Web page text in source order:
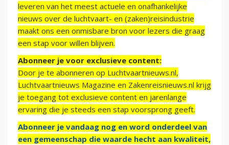
leveren van het meest actuele en onafhankelijke
nieuws over de luchtvaart- en (zaken)reisindustrie
maakt ons een onmisbare bron voor lezers die graag
een stap voor willen blijven.
Abonneer je voor exclusieve content:
Door je te abonneren op Luchtvaartnieuws.nl,
Luchtvaartnieuws Magazine en Zakenreisnieuws.nl krijg
je toegang tot exclusieve content en jarenlange
ervaring die je steeds een stap voorsprong geeft.
Abonneer je vandaag nog en word onderdeel van
een gemeenschap die waarde hecht aan kwaliteit,